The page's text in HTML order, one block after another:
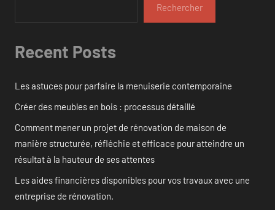
Rechercher
Recent Posts
Les astuces pour parfaire la menuiserie contemporaine
Créer des meubles en bois : processus détaillé
Comment mener un projet de rénovation de maison de
manière structurée, réfléchie et efficace pour atteindre un
résultat à la hauteur de ses attentes
Les aides financières disponibles pour vos travaux avec une
entreprise de rénovation.